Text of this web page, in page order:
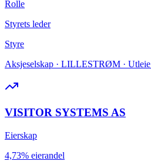
Rolle
Styrets leder
Styre
Aksjeselskap · LILLESTRØM · Utleie
VISITOR SYSTEMS AS
Eierskap
4,73% eierandel